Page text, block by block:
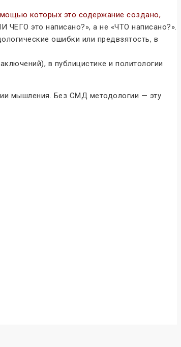
которых это содержание создано,
это написано?», а не «ЧТО написано?».
ошибки или предвзятость, в
в публицистике и политологии
мышления. Без СМД методологии — эту